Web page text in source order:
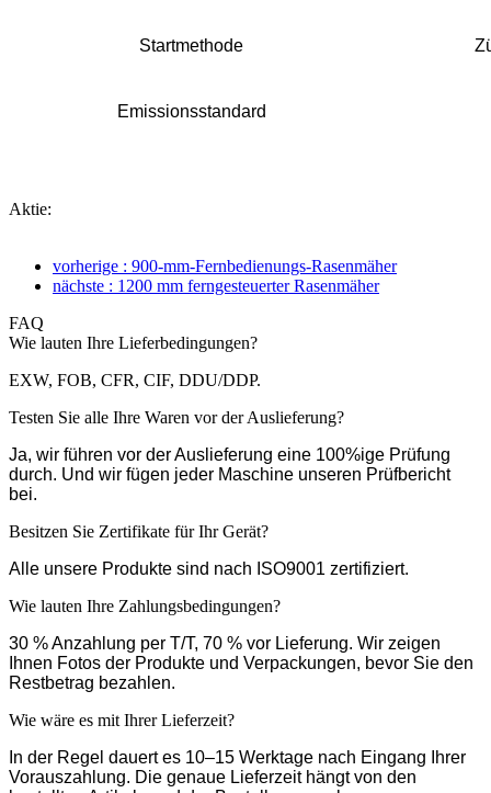
Startmethode
Emissionsstandard
Aktie:
vorherige : 900-mm-Fernbedienungs-Rasenmäher
nächste : 1200 mm ferngesteuerter Rasenmäher
FAQ
Wie lauten Ihre Lieferbedingungen?
EXW, FOB, CFR, CIF, DDU/DDP.
Testen Sie alle Ihre Waren vor der Auslieferung?
Ja, wir führen vor der Auslieferung eine 100%ige Prüfung
durch. Und wir fügen jeder Maschine unseren Prüfbericht
bei.
Besitzen Sie Zertifikate für Ihr Gerät?
Alle unsere Produkte sind nach ISO9001 zertifiziert.
Wie lauten Ihre Zahlungsbedingungen?
30 % Anzahlung per T/T, 70 % vor Lieferung. Wir zeigen
Ihnen Fotos der Produkte und Verpackungen, bevor Sie den
Restbetrag bezahlen.
Wie wäre es mit Ihrer Lieferzeit?
In der Regel dauert es 10–15 Werktage nach Eingang Ihrer
Vorauszahlung. Die genaue Lieferzeit hängt von den